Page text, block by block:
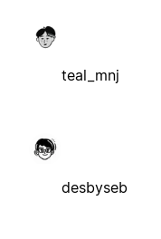
teal_mnj
desbyseb